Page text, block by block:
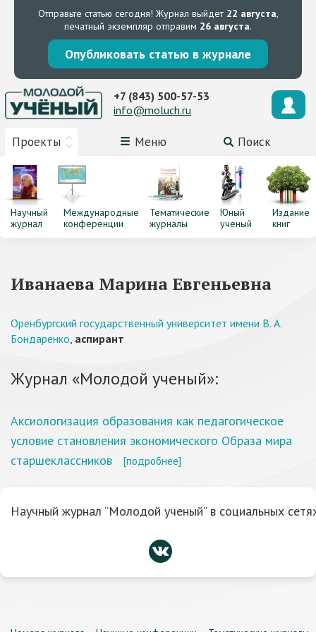
Отправьте статью сегодня! Журнал выйдет 22 августа,
печатный экземпляр отправим 26 августа.
Опубликовать статью в журнале
Проекты Меню Поиск
+7 (843) 500-57-53
info@moluch.ru
Научный
журнал
Международные
конференции
Тематические
журналы
Юный
ученый
Издание
книг
Иванаева Марина Евгеньевна
Оренбургский государственный университет имени В. А.
Бондаренко, аспирант
Журнал «Молодой ученый»:
Аксиологизация образования как педагогическое
условие становления экономического Образа мира
старшеклассников
[подробнее]
Научный журнал “Молодой ученый” в социальных